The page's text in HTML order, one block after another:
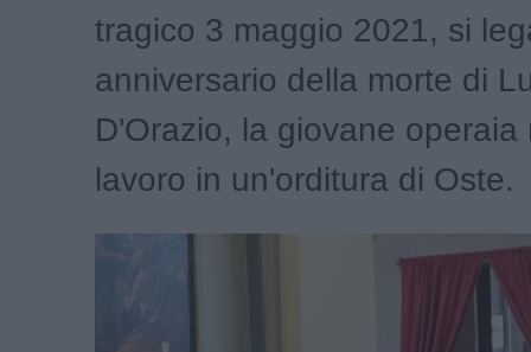
tragico 3 maggio 2021, si
anniversario della morte di
D'Orazio, la giovane operaia
lavoro in un'orditura di Oste.